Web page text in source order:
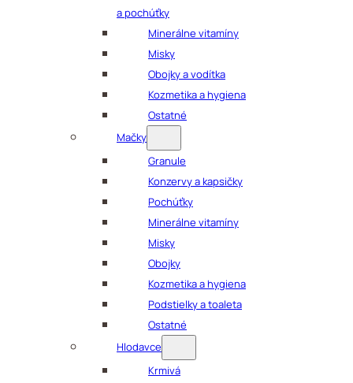
a pochúťky
Minerálne vitamíny
Misky
Obojky a vodítka
Kozmetika a hygiena
Ostatné
Mačky
Granule
Konzervy a kapsičky
Pochúťky
Minerálne vitamíny
Misky
Obojky
Kozmetika a hygiena
Podstielky a toaleta
Ostatné
Hlodavce
Krmivá